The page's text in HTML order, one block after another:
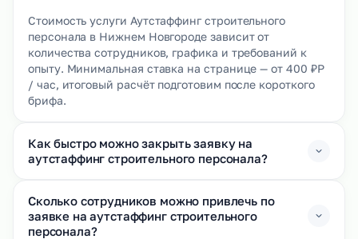
Стоимость услуги Аутстаффинг строительного
персонала в Нижнем Новгороде зависит от
количества сотрудников, графика и требований к
опыту. Минимальная ставка на странице — от 400 ₽Р
/ час, итоговый расчёт подготовим после короткого
брифа.
Как быстро можно закрыть заявку на
аутстаффинг строительного персонала?
Сколько сотрудников можно привлечь по
заявке на аутстаффинг строительного
персонала?